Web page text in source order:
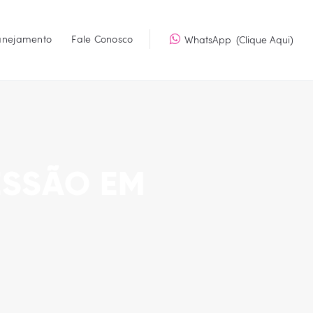
Fale Conosco WhatsApp (Clique Aqui)